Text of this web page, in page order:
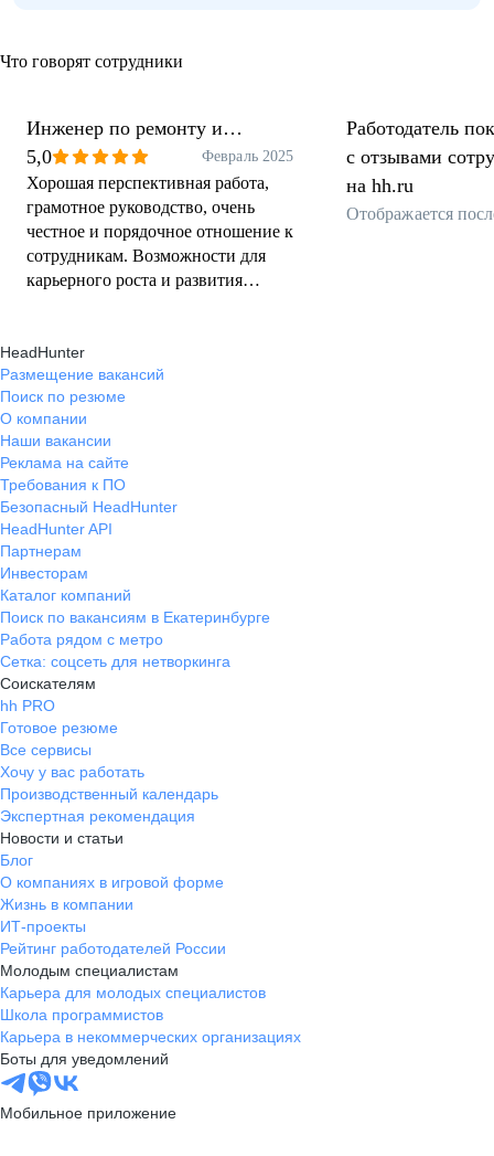
Что говорят сотрудники
Инженер по ремонту и
обслуживанию медицинской
техники
5,0 Февраль 2025
Хорошая перспективная работа,
грамотное руководство, очень
честное и порядочное отношение к
сотрудникам. Возможности для
карьерного роста и развития
наёмного сотрудника, это лучшее.
Работодатель
с отзывами
на hh.ru
Отображается
HeadHunter
Размещение вакансий
Поиск по резюме
О компании
Наши вакансии
Реклама на сайте
Требования к ПО
Безопасный HeadHunter
HeadHunter API
Партнерам
Инвесторам
Каталог компаний
Поиск по вакансиям в Екатеринбурге
Работа рядом с метро
Сетка: соцсеть для нетворкинга
Соискателям
hh PRO
Готовое резюме
Все сервисы
Хочу у вас работать
Производственный календарь
Экспертная рекомендация
Новости и статьи
Блог
О компаниях в игровой форме
Жизнь в компании
ИТ-проекты
Рейтинг работодателей России
Молодым специалистам
Карьера для молодых специалистов
Школа программистов
Карьера в некоммерческих организациях
Боты для уведомлений
Мобильное приложение